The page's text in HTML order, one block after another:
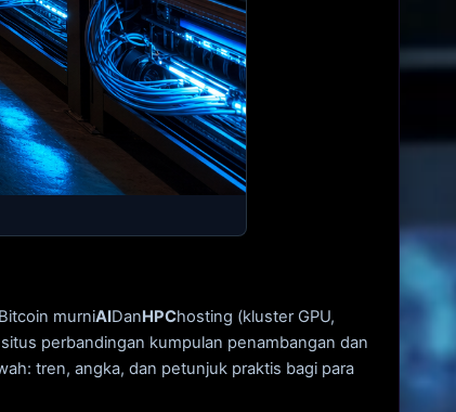
murniAIDanHPChosting (kluster GPU,
perbandingan kumpulan penambangan dan
tren, angka, dan petunjuk praktis bagi para